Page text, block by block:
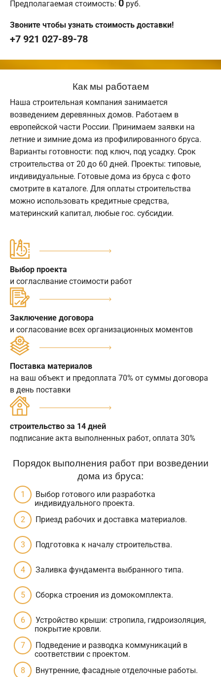
Предполагаемая стоимость: 0 руб.
Звоните чтобы узнать стоимость доставки!
+7 921 027-89-78
Как мы работаем
Наша строительная компания занимается
возведением деревянных домов. Работаем в
европейской части России. Принимаем заявки на
летние и зимние дома из профилированного бруса.
Варианты готовности: под ключ, под усадку. Срок
строительства от 20 до 60 дней. Проекты: типовые,
индивидуальные. Готовые дома из бруса с фото
смотрите в каталоге. Для оплаты строительства
можно использовать кредитные средства,
материнский капитал, любые гос. субсидии.
Выбор проекта
и согласлвание стоимости работ
Заключение договора
и согласование всех организационных моментов
Поставка материалов
на ваш объект и предоплата 70% от суммы договора
в день поставки
строительство за 14 дней
подписание акта выполненных работ, оплата 30%
Порядок выполнения работ при возведении
дома из бруса:
Выбор готового или разработка
индивидуального проекта.
Приезд рабочих и доставка материалов.
Подготовка к началу строительства.
Заливка фундамента выбранного типа.
Сборка строения из домокомплекта.
Устройство крыши: стропила, гидроизоляция,
покрытие кровли.
Подведение и разводка коммуникаций в
соответствии с проектом.
Внутренние, фасадные отделочные работы.